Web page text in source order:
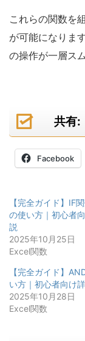
これらの関数を
が可能になりま
の操作が一層ス
共有:
Facebook
【完全ガイド】IF
の使い方｜初心者
説
2025年10月25日
Excel関数
【完全ガイド】
い方｜初心者向け
2025年10月28日
Excel関数